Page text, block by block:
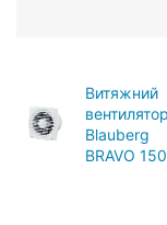
Витяжний
вентилятор
Blauberg
BRAVO